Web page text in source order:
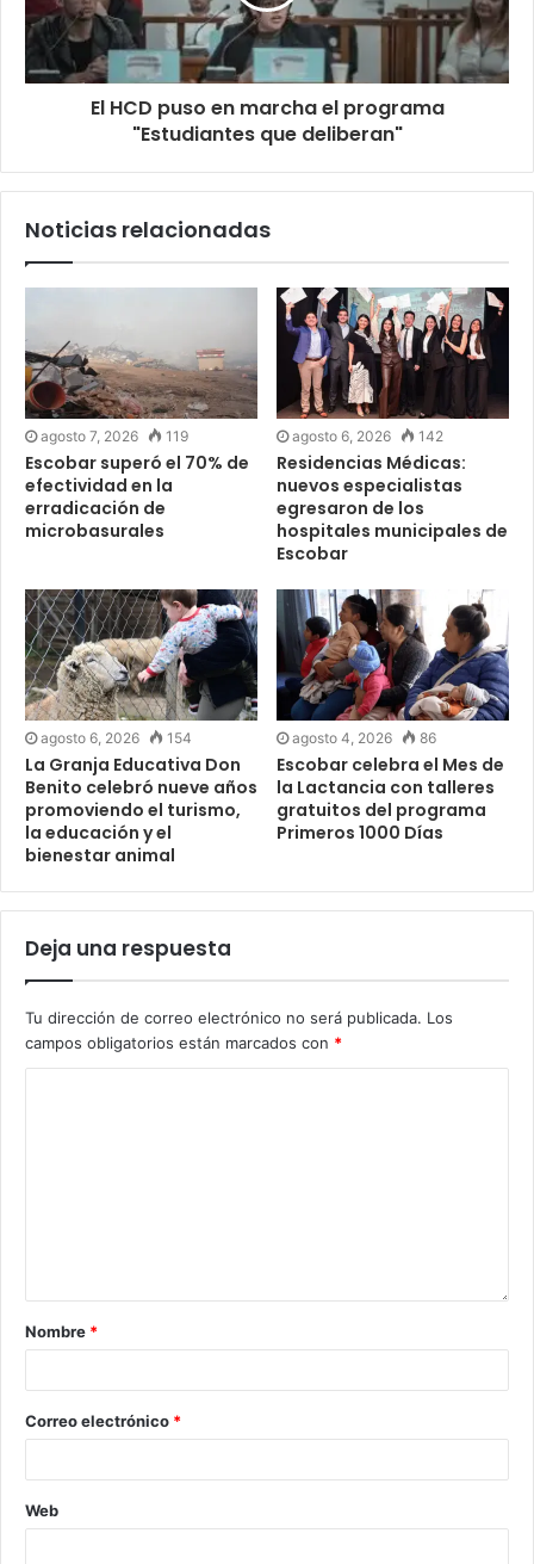
El HCD puso en marcha el programa
"Estudiantes que deliberan"
Noticias relacionadas
agosto 7, 2026 119
Escobar superó el 70% de
efectividad en la
erradicación de
microbasurales
agosto 6, 2026 142
Residencias Médicas:
nuevos especialistas
egresaron de los
hospitales municipales de
Escobar
agosto 6, 2026 154
La Granja Educativa Don
Benito celebró nueve años
promoviendo el turismo,
la educación y el
bienestar animal
agosto 4, 2026 86
Escobar celebra el Mes de
la Lactancia con talleres
gratuitos del programa
Primeros 1000 Días
Deja una respuesta
Tu dirección de correo electrónico no será publicada. Los
campos obligatorios están marcados con *
Nombre *
Correo electrónico *
Web